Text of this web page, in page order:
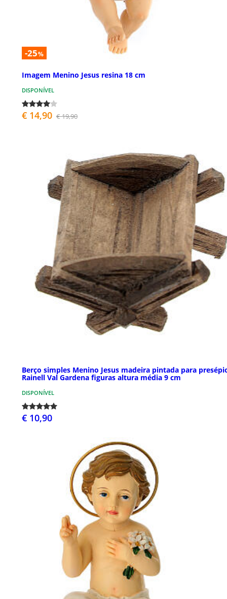
-25%
Imagem Menino Jesus resina 18 cm
DISPONÍVEL
€ 14,90 € 19,90
Berço simples Menino Jesus madeira pintada para
Rainell Val Gardena figuras altura média 9 cm
DISPONÍVEL
€ 10,90